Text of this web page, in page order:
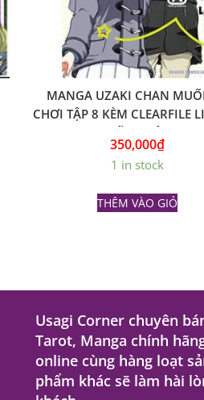
MANGA UZAKI CHAN
CHƠI TẬP 8 KÈM CLEARFILE
350,000₫
1 in stock
THÊM VÀO GIỎ
Usagi Corner chuyên
Tarot, Manga chính
online cùng hàng loạt
phẩm khác sẽ làm hài